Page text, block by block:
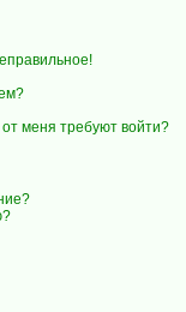
меня требуют войти?